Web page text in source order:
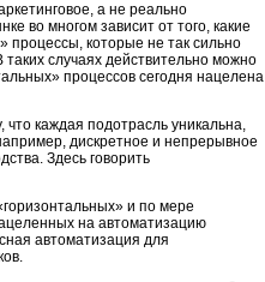
а не реально
во многом зависит от того, какие
процессы, которые не так сильно
случаях действительно можно
процессов сегодня нацелена
каждая подотрасль уникальна,
дискретное и непрерывное
Здесь говорить
и по мере
на автоматизацию
автоматизация для